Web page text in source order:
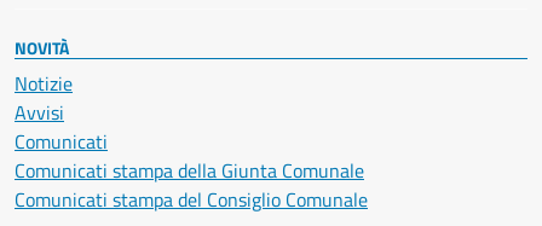
NOVITÀ
Notizie
Avvisi
Comunicati
Comunicati stampa della Giunta Comunale
Comunicati stampa del Consiglio Comunale